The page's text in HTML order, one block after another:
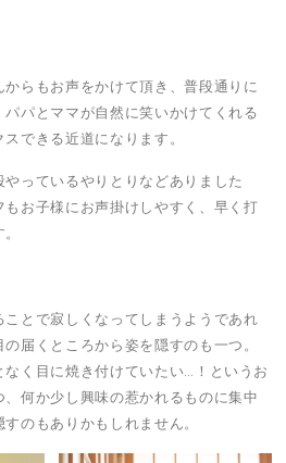
らもお声をかけて頂き、普段通りに
パとママが自然に笑いかけてくれる
できる近道になります。
っているやりとりなどありました
お子様にお声掛けしやすく、早く打
とで寂しくなってしまうようであれ
届くところから姿を隠すのも一つ。
く目に焼き付けていたい…！というお
何か少し興味の惹かれるものに集中
のもありかもしれません。